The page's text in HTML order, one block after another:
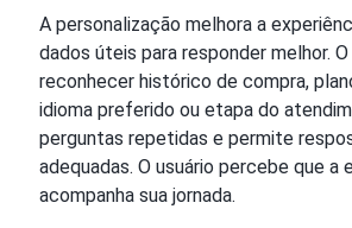
A personalização melhora a
dados úteis para responder melhor.
reconhecer histórico de compra,
idioma preferido ou etapa do
perguntas repetidas e permite
adequadas. O usuário percebe que a
acompanha sua jornada.